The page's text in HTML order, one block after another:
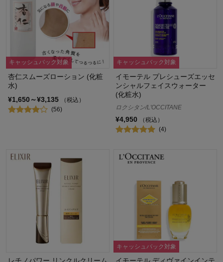
キャッシュバック対象
杏仁スムーズローション (化粧
水)
¥1,650～¥3,135
（税込）
(56)
キャッシュバック対象
イモーテル プレシューズエッセ
ンシャルフェイスウォーター
(化粧水)
ロクシタン/L'OCCITANE
¥4,950
（税込）
(4)
キャッシュバック対象